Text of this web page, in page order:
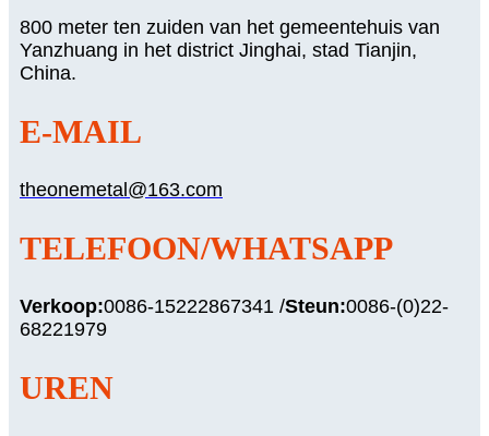
800 meter ten zuiden van het gemeentehuis van
Yanzhuang in het district Jinghai, stad Tianjin,
China.
E-MAIL
theonemetal@163.com
TELEFOON/WHATSAPP
Verkoop:0086-15222867341 /Steun:0086-(0)22-
68221979
UREN